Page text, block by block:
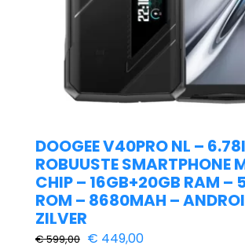
DOOGEE V40PRO NL –
ROBUUSTE SMARTPHONE
CHIP – 16GB+20GB RAM –
ROM – 8680MAH –
ZILVER
€599,00 Oorspronkelijke
€ 449,00Huidige